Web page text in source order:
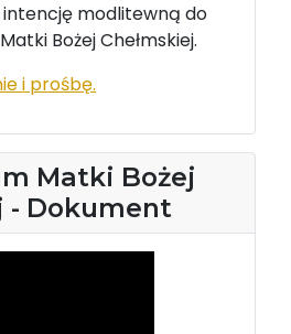
intencję modlitewną do
Bożej Chełmskiej.
i prośbę.
Matki Bożej
- Dokument